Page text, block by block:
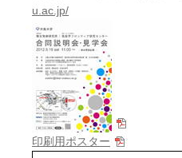
u.ac.jp/
印刷用ポスター